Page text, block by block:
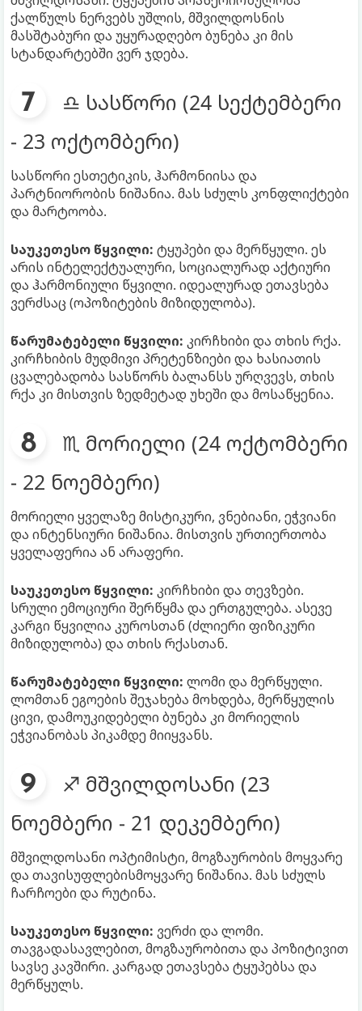
ქალწულს ნერვებს უშლის, მშვილდოსნის
მასშტაბური და უყურადღებო ბუნება კი მის
სტანდარტებში ვერ ჯდება.
♎ სასწორი (24 სექტემბერი
- 23 ოქტომბერი)
სასწორი ესთეტიკის, ჰარმონიისა და
პარტნიორობის ნიშანია. მას სძულს კონფლიქტები
და მარტოობა.
საუკეთესო წყვილი: ტყუპები და მერწყული. ეს
არის ინტელექტუალური, სოციალურად აქტიური
და ჰარმონიული წყვილი. იდეალურად ეთავსება
ვერძსაც (ოპოზიტების მიზიდულობა).
წარუმატებელი წყვილი: კირჩხიბი და თხის რქა.
კირჩხიბის მუდმივი პრეტენზიები და ხასიათის
ცვალებადობა სასწორს ბალანსს ურღვევს, თხის
რქა კი მისთვის ზედმეტად უხეში და მოსაწყენია.
♏ მორიელი (24 ოქტომბერი
- 22 ნოემბერი)
მორიელი ყველაზე მისტიკური, ვნებიანი, ეჭვიანი
და ინტენსიური ნიშანია. მისთვის ურთიერთობა
ყველაფერია ან არაფერი.
საუკეთესო წყვილი: კირჩხიბი და თევზები.
სრული ემოციური შერწყმა და ერთგულება. ასევე
კარგი წყვილია კუროსთან (ძლიერი ფიზიკური
მიზიდულობა) და თხის რქასთან.
წარუმატებელი წყვილი: ლომი და მერწყული.
ლომთან ეგოების შეჯახება მოხდება, მერწყულის
ცივი, დამოუკიდებელი ბუნება კი მორიელის
ეჭვიანობას პიკამდე მიიყვანს.
♐ მშვილდოსანი (23
ნოემბერი - 21 დეკემბერი)
მშვილდოსანი ოპტიმისტი, მოგზაურობის მოყვარე
და თავისუფლებისმოყვარე ნიშანია. მას სძულს
ჩარჩოები და რუტინა.
საუკეთესო წყვილი: ვერძი და ლომი.
თავგადასავლებით, მოგზაურობითა და პოზიტივით
სავსე კავშირი. კარგად ეთავსება ტყუპებსა და
მერწყულს.